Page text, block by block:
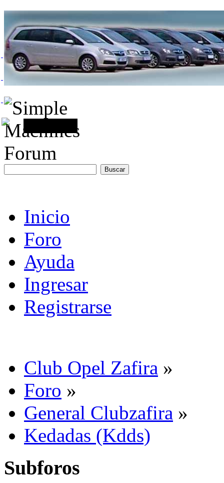
Inicio
Foro
Ayuda
Ingresar
Registrarse
Club Opel Zafira »
Foro »
General Clubzafira »
Kedadas (Kdds)
Subforos